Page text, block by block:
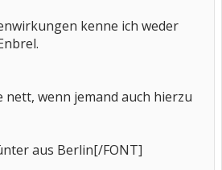
kenne ich weder
nett, wenn jemand auch hierzu
aus Berlin[/FONT]